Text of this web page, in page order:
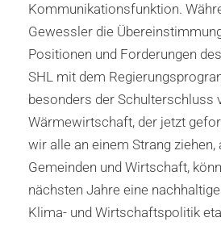
Kommunikationsfunktion.
Gewessler die
Positionen und Forderungen
SHL mit dem
besonders der Schulterschluss
Wärmewirtschaft, der jetzt
wir alle an einem Strang ziehen,
Gemeinden und Wirtschaft,
nächsten Jahre eine
Klima- und Wirtschaftspolitik